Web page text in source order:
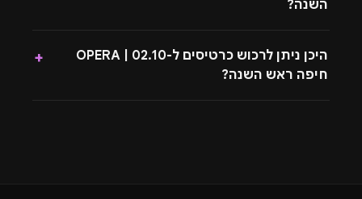
השנה?
היכן ניתן לרכוש כרטיסים ל-02.10 | OPERA
חיפה ראש השנה?
+